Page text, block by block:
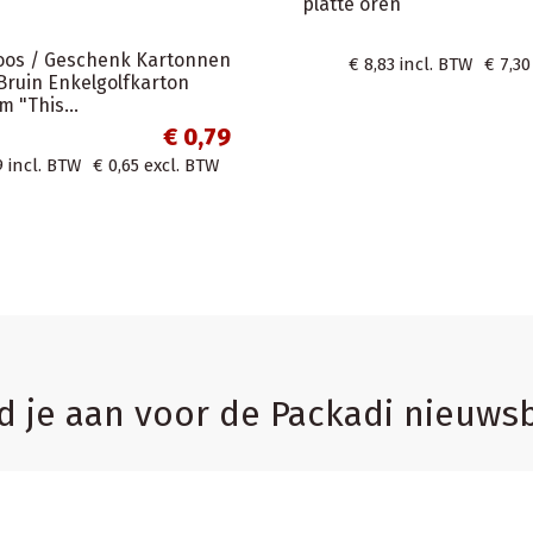
€ 0,57
€ 0,47 excl. BTW
50 x Plastic Envelop van gerecycled
je aan voor de Packadi